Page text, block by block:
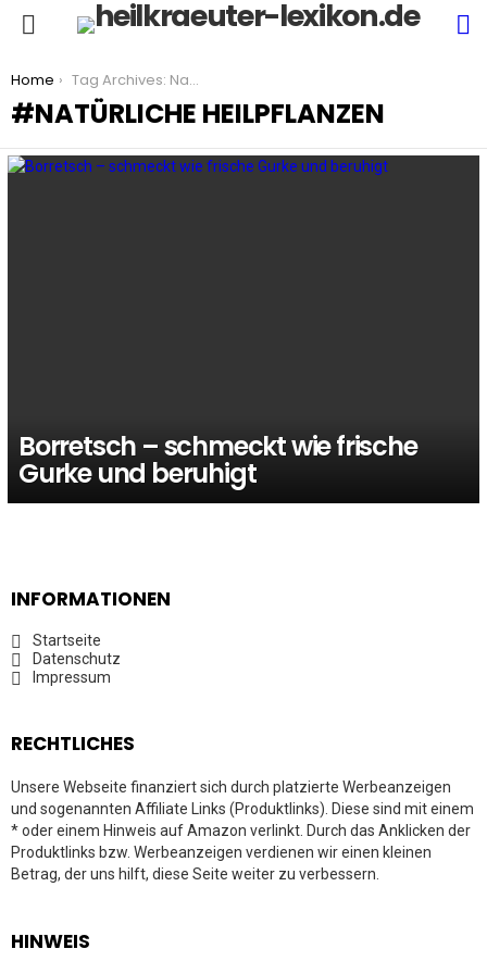
You are here:
Home Tag Archives: Natürliche Heilpflanzen
NATÜRLICHE HEILPFLANZEN
Borretsch – schmeckt wie frische
Gurke und beruhigt
INFORMATIONEN
Startseite
Datenschutz
Impressum
RECHTLICHES
Unsere Webseite finanziert sich durch platzierte Werbeanzeigen
und sogenannten Affiliate Links (Produktlinks). Diese sind mit einem
* oder einem Hinweis auf Amazon verlinkt. Durch das Anklicken der
Produktlinks bzw. Werbeanzeigen verdienen wir einen kleinen
Betrag, der uns hilft, diese Seite weiter zu verbessern.
HINWEIS